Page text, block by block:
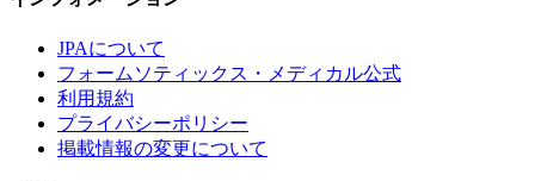
JPAについて
フォームソティックス・メディカル公式
利用規約
プライバシーポリシー
掲載情報の変更について